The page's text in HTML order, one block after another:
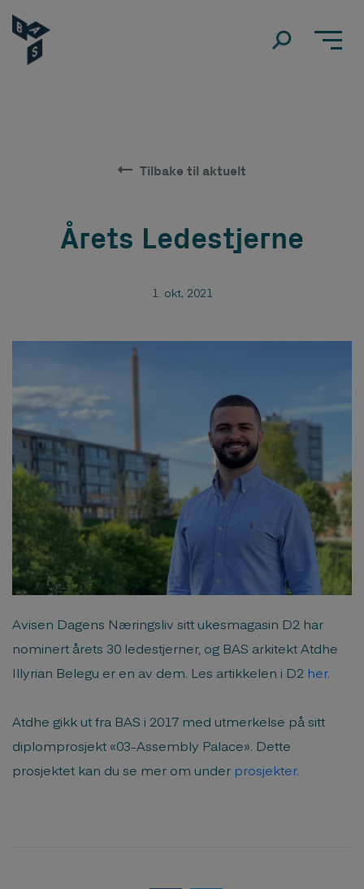
Tilbake til aktuelt
Årets Ledestjerne
1. okt, 2021
Avisen Dagens Næringsliv sitt ukesmagasin D2 har
nominert årets 30 ledestjerner, og BAS arkitekt Atdhe
Illyrian Belegu er en av dem. Les artikkelen i D2 her.
Atdhe gikk ut fra BAS i 2017 med utmerkelse på sitt
diplomprosjekt «03-Assembly Palace». Dette
prosjektet kan du se mer om under prosjekter.